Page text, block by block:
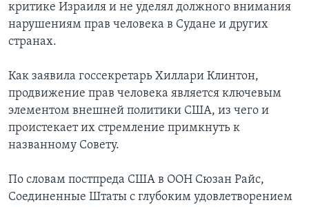
критике Израиля и не уделял должного внимания
нарушениям прав человека в Судане и других
странах.
Как заявила госсекретарь Хиллари Клинтон,
продвижение прав человека является ключевым
элементом внешней политики США, из чего и
проистекает их стремление примкнуть к
названному Совету.
По словам постпреда США в ООН Сюзан Райс,
Соединенные Штаты с глубоким удовлетворением